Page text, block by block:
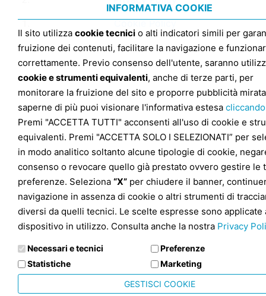
Cookie Policy
INFORMATIVA COOKIE
Il sito utilizza cookie tecnici o alti indicatori simili per
fruizione dei contenuti, facilitare la navigazione e
correttamente. Previo consenso dell'utente, saranno
cookie e strumenti equivalenti, anche di terze parti, per
monitorare la fruizione del sito e proporre pubblicità
saperne di più puoi visionare l'informativa estesa
Premi "ACCETTA TUTTI" acconsenti all'uso di cookie e
equivalenti. Premi "ACCETTA SOLO I SELEZIONATI” per
in modo analitico soltanto alcune tipologie di cookie,
consenso o revocare quello già prestato ovvero gestire le
preferenze. Seleziona “X” per chiudere il banner,
navigazione in assenza di cookie o altri strumenti di
diversi da quelli tecnici. Le scelte espresse sono applicate
dispositivo in utilizzo. Consulta anche la nostra Privacy
Necessari e tecnici
Preferenze
Statistiche
Marketing
GESTISCI COOKIE